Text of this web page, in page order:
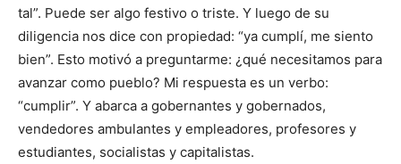
tal”. Puede ser algo festivo o triste. Y luego de su
diligencia nos dice con propiedad: “ya cumplí, me siento
bien”. Esto motivó a preguntarme: ¿qué necesitamos para
avanzar como pueblo? Mi respuesta es un verbo:
“cumplir”. Y abarca a gobernantes y gobernados,
vendedores ambulantes y em­pleadores, profesores y
estu­diantes, socialistas y capitalistas.